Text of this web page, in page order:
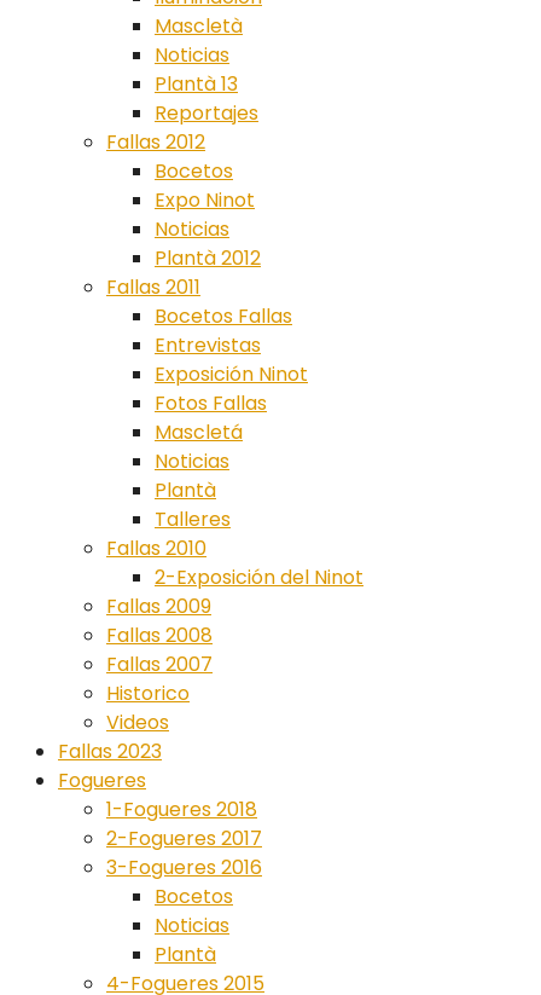
Mascletà
Noticias
Plantà 13
Reportajes
Fallas 2012
Bocetos
Expo Ninot
Noticias
Plantà 2012
Fallas 2011
Bocetos Fallas
Entrevistas
Exposición Ninot
Fotos Fallas
Mascletá
Noticias
Plantà
Talleres
Fallas 2010
2-Exposición del Ninot
Fallas 2009
Fallas 2008
Fallas 2007
Historico
Videos
Fallas 2023
Fogueres
1-Fogueres 2018
2-Fogueres 2017
3-Fogueres 2016
Bocetos
Noticias
Plantà
4-Fogueres 2015